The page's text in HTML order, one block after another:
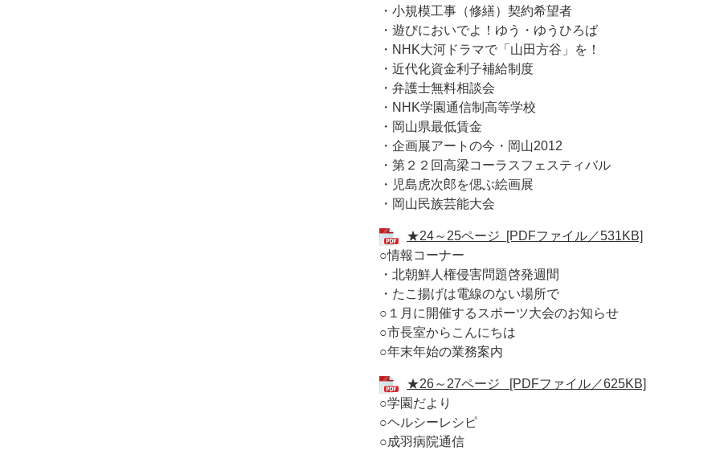
・小規模工事（修繕）契約希望者
・遊びにおいでよ！ゆう・ゆうひろば
・NHK大河ドラマで「山田方谷」を！
・近代化資金利子補給制度
・弁護士無料相談会
・NHK学園通信制高等学校
・岡山県最低賃金
・企画展アートの今・岡山2012
・第２２回高梁コーラスフェスティバル
・児島虎次郎を偲ぶ絵画展
・岡山民族芸能大会
★24～25ページ [PDFファイル／531KB]
○情報コーナー
・北朝鮮人権侵害問題啓発週間
・たこ揚げは電線のない場所で
○１月に開催するスポーツ大会のお知らせ
○市長室からこんにちは
○年末年始の業務案内
★26～27ページ [PDFファイル／625KB]
○学園だより
○ヘルシーレシピ
○成羽病院通信